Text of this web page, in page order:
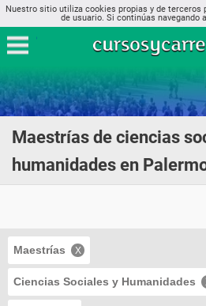
Nuestro sitio utiliza cookies propias y de terceros
de usuario. Si continúas navegando
Maestrías de ciencias
humanidades en
Maestrías
Ciencias Sociales y Humanidades